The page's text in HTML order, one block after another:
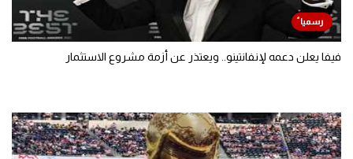
فيفا يعلن دعمه لإنفانتينو.. ويعتذر عن أزمة مشروع الاستثمار